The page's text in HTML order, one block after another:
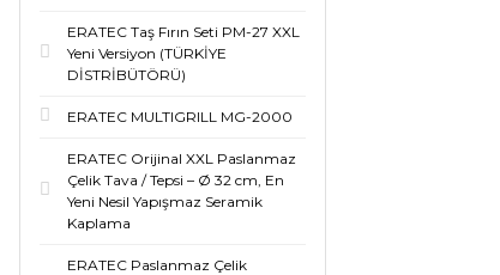
ERATEC Taş Fırın Seti PM-27 XXL
Yeni Versiyon (TÜRKİYE
DİSTRİBÜTÖRÜ)
ERATEC MULTIGRILL MG-2000
ERATEC Orijinal XXL Paslanmaz
Çelik Tava / Tepsi – Ø 32 cm, En
Yeni Nesil Yapışmaz Seramik
Kaplama
ERATEC Paslanmaz Çelik